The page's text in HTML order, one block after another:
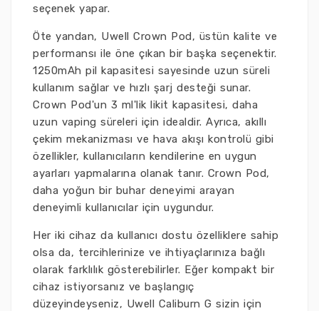
seçenek yapar.
Öte yandan, Uwell Crown Pod, üstün kalite ve
performansı ile öne çıkan bir başka seçenektir.
1250mAh pil kapasitesi sayesinde uzun süreli
kullanım sağlar ve hızlı şarj desteği sunar.
Crown Pod'un 3 ml'lik likit kapasitesi, daha
uzun vaping süreleri için idealdir. Ayrıca, akıllı
çekim mekanizması ve hava akışı kontrolü gibi
özellikler, kullanıcıların kendilerine en uygun
ayarları yapmalarına olanak tanır. Crown Pod,
daha yoğun bir buhar deneyimi arayan
deneyimli kullanıcılar için uygundur.
Her iki cihaz da kullanıcı dostu özelliklere sahip
olsa da, tercihlerinize ve ihtiyaçlarınıza bağlı
olarak farklılık gösterebilirler. Eğer kompakt bir
cihaz istiyorsanız ve başlangıç
düzeyindeyseniz, Uwell Caliburn G sizin için